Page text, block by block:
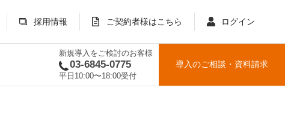
採用情報 ご契約者様はこちら ログイン
新規導入をご検討のお客様
03-6845-0775
平日10:00〜18:00受付
導入のご相談 ・ 資料請求